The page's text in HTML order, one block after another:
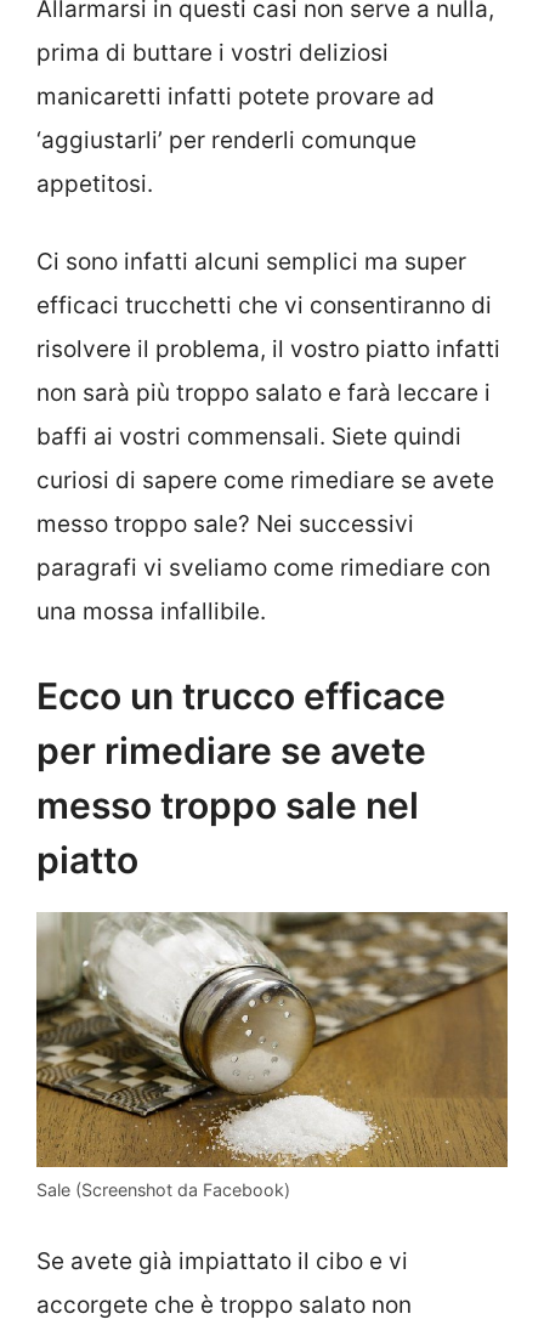
Allarmarsi in questi casi non serve a nulla,
prima di buttare i vostri deliziosi
manicaretti infatti potete provare ad
‘aggiustarli’ per renderli comunque
appetitosi.
Ci sono infatti alcuni semplici ma super
efficaci trucchetti che vi consentiranno di
risolvere il problema, il vostro piatto infatti
non sarà più troppo salato e farà leccare i
baffi ai vostri commensali. Siete quindi
curiosi di sapere come rimediare se avete
messo troppo sale? Nei successivi
paragrafi vi sveliamo come rimediare con
una mossa infallibile.
Ecco un trucco efficace
per rimediare se avete
messo troppo sale nel
piatto
Sale (Screenshot da Facebook)
Se avete già impiattato il cibo e vi
accorgete che è troppo salato non